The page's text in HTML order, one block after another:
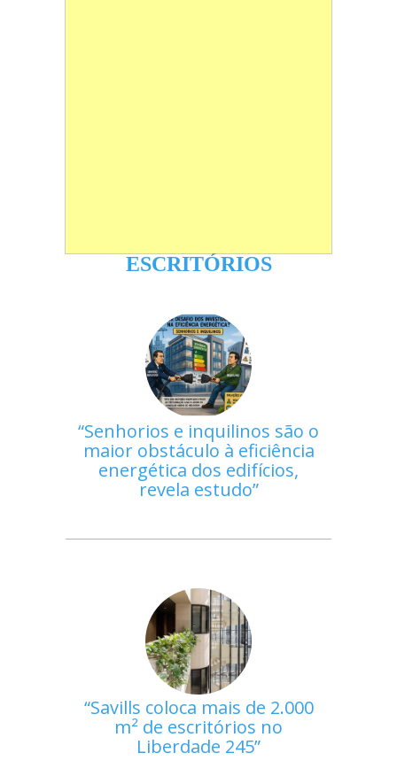
ESCRITÓRIOS
Senhorios e inquilinos são o
maior obstáculo à eficiência
energética dos edifícios,
revela estudo
Savills coloca mais de 2.000
m² de escritórios no
Liberdade 245